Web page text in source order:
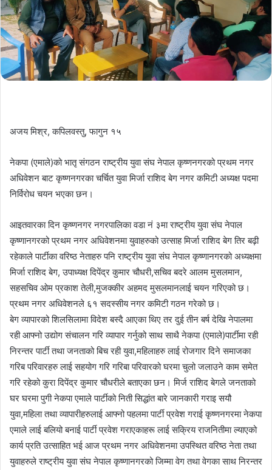
अजय मिश्र, कपिलवस्तु, फागुन १५
नेकपा (एमाले)को भातृ संगठन राष्ट्रीय युवा संघ नेपाल कृष्णनगरको प्रथम नगर
अधिवेशन बाट कृष्णनगरका चर्चित युवा मिर्जा राशिद बेग नगर कमिटी अध्यक्ष पदमा
निर्विरोध चयन भएका छन।
आइतवारका दिन कृष्णनगर नगरपालिका वडा नं ३मा राष्ट्रीय युवा संघ नेपाल
कृष्णानगरको प्रथम नगर अधिवेशनमा युवाहरुको उत्साह मिर्जा राशिद बेग तिर बढ़ी
रहेकाले पार्टीका वरिष्ठ नेताहरु पनि राष्ट्रीय युवा संघ नेपाल कृष्णानगरको अध्यक्षमा
मिर्जा राशिद बेग, उपाध्यक्ष दिपेंद्र कुमार चौधरी,सचिव बदरे आलम मुसलमान,
सहसचिव ओम प्रकाश तेली,मुजक्कीर अहमद मुसलमानलाई चयन गरिएको छ।
प्रथम नगर अधिवेशनले ६१ सदस्सीय नगर कमिटी गठन गरेको छ।
बेग व्यापारको शिलसिलामा विदेश बस्दै आएका थिए तर दुई तीन बर्ष देखि नेपालमा
रही आफ्नो उद्योग संचालन गरि व्यापार गर्नुको साथ साथै नेकपा (एमाले)पार्टीमा रही
निरन्तर पार्टी तथा जनताको बिच रही युवा,महिलाहरु लाई रोजगार दिने समाजका
गरिब परिवारहरु लाई सहयोग गरि गरिबा परिवारको घरमा चुलो जलाउने काम समेत
गरि रहेको कुरा दिपेंद्र कुमार चौधरीले बताएका छन। मिर्ज राशिद बेगले जनताको
घर घरमा पुगी नेकपा एमाले पार्टीको निती सिद्धांत बारे जानकारी गराइ सयौ
युवा,महिला तथा व्यापारीहरुलाई आफ्नो पहलमा पार्टी प्रवेश गराई कृष्णनगरमा नेकपा
एमाले लाई बलियो बनाई पार्टी प्रवेश गराएकाहरू लाई सक्रिय राजनितीमा ल्याएको
कार्य प्रति उत्साहित भई आज प्रथम नगर अधिवेशनमा उपस्थित वरिष्ठ नेता तथा
युवाहरुले राष्ट्रीय युवा संघ नेपाल कृष्णानगरको जिम्मा वेग तथा वेगका साथ निरन्तर